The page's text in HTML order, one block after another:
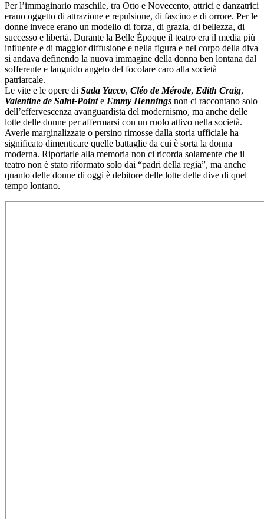
Per l’immaginario maschile, tra Otto e Novecento, attrici e danzatrici
erano oggetto di attrazione e repulsione, di fascino e di orrore. Per le
donne invece erano un modello di forza, di grazia, di bellezza, di
successo e libertà. Durante la Belle Époque il teatro era il media più
influente e di maggior diffusione e nella figura e nel corpo della diva
si andava definendo la nuova immagine della donna ben lontana dal
sofferente e languido angelo del focolare caro alla società
patriarcale.
Le vite e le opere di Sada Yacco, Cléo de Mérode, Edith Craig,
Valentine de Saint-Pointe Emmy Hen­nings non ci raccontano solo
dell’effervescenza avanguardista del modernismo, ma anche delle
lotte delle donne per affermarsi con un ruolo attivo nella società.
Averle marginalizzate o persino rimosse dalla storia ufficiale ha
significato dimenticare quelle battaglie da cui è sorta la donna
moderna. Riportarle alla memoria non ci ricorda solamente che il
teatro non è stato riformato solo dai “padri della regia”, ma anche
quanto delle donne di oggi è debitore delle lotte delle dive di quel
tempo lontano.